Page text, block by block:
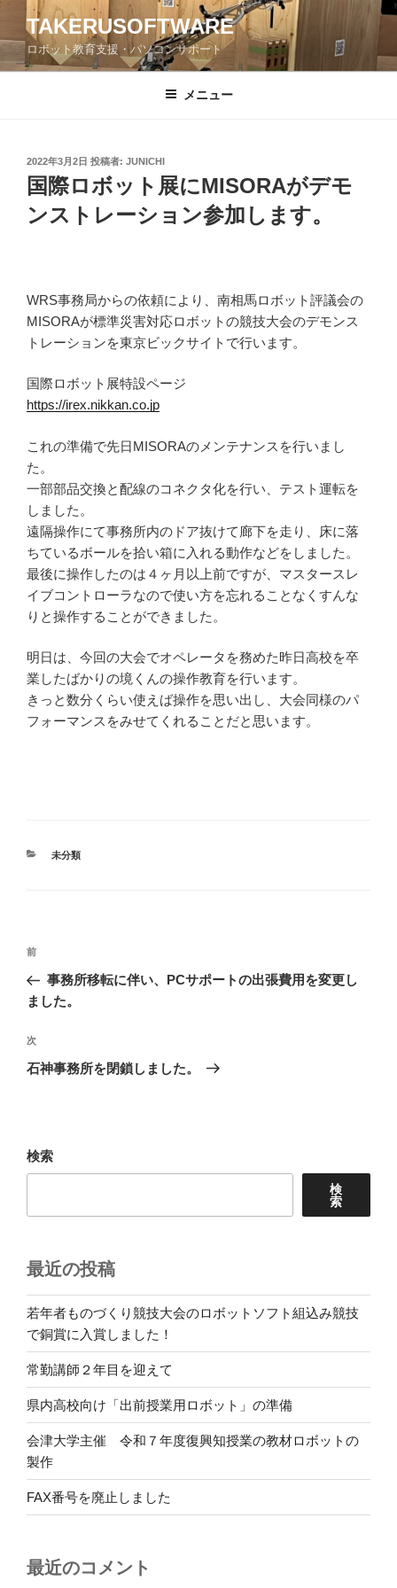
テ
ン
TAKERUSOFTWARE
ロボット教育支援・パソコンサポート
メニュー
投
稿
日:
2022年3月2日 投稿者: JUNICHI
国際ロボット展にMISORAがデモ
ンストレーション参加します。
WRS事務局からの依頼により、南相馬ロボット評議会の
MISORAが標準災害対応ロボットの競技大会のデモンス
トレーションを東京ビックサイトで行います。
国際ロボット展特設ページ
https://irex.nikkan.co.jp
これの準備で先日MISORAのメンテナンスを行いまし
た。
一部部品交換と配線のコネクタ化を行い、テスト運転を
しました。
遠隔操作にて事務所内のドア抜けて廊下を走り、床に落
ちているボールを拾い箱に入れる動作などをしました。
最後に操作したのは４ヶ月以上前ですが、マスタースレ
イブコントローラなので使い方を忘れることなくすんな
りと操作することができました。
明日は、今回の大会でオペレータを務めた昨日高校を卒
業したばかりの境くんの操作教育を行います。
きっと数分くらい使えば操作を思い出し、大会同様のパ
フォーマンスをみせてくれることだと思います。
カ
未分類
投
ナ
ゲ
ー
前
の
投
前
事務所移転に伴い、PCサポートの出張費用を変更し
ました。
次
の
次
石神事務所を閉鎖しました。
検索
検
索
最近の投稿
若年者ものづくり競技大会のロボットソフト組込み競技
で銅賞に入賞しました！
常勤講師２年目を迎えて
県内高校向け「出前授業用ロボット」の準備
会津大学主催 令和７年度復興知授業の教材ロボットの
製作
FAX番号を廃止しました
最近のコメント